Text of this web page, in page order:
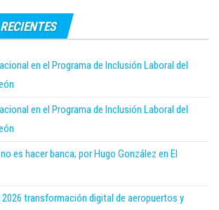
en el Programa de Inclusión Laboral del
en el Programa de Inclusión Laboral del
es hacer banca; por Hugo González en El
2026 transformación digital de aeropuertos y